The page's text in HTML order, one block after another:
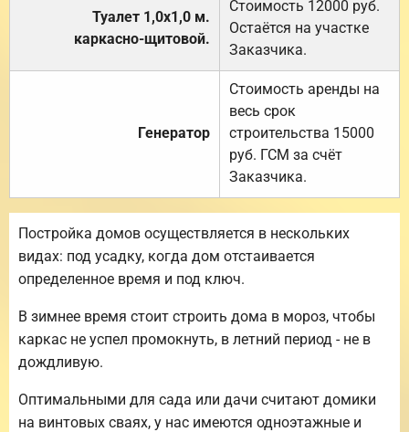
Туалет 1,0х1,0 м.
каркасно-щитовой.
Стоимость 12000 руб.
Остаётся на участке
Заказчика.
Генератор
Стоимость аренды на
весь срок
строительства 15000
руб. ГСМ за счёт
Заказчика.
Постройка домов осуществляется в нескольких
видах: под усадку, когда дом отстаивается
определенное время и под ключ.
В зимнее время стоит строить дома в мороз, чтобы
каркас не успел промокнуть, в летний период - не в
дождливую.
Оптимальными для сада или дачи считают домики
на винтовых сваях, у нас имеются одноэтажные и